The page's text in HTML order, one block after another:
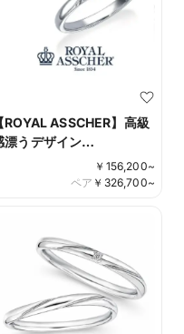
【ROYAL ASSCHER】高級
漂うデザイン
WRB076/WRA066
￥ 156,200~
￥ 326,700~
ペア